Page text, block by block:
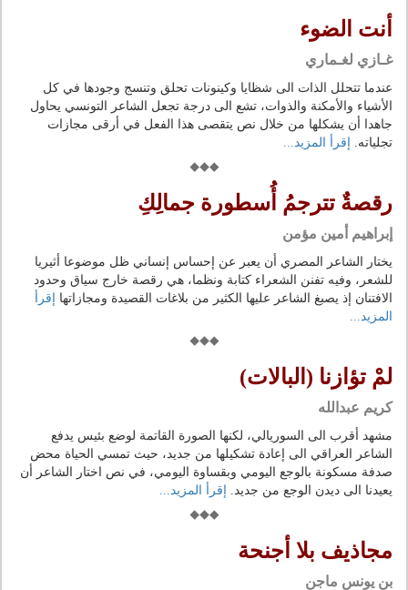
أنت الضوء
غـازي لغـماري
عندما تتحلل الذات الى شظايا وكينونات تحلق وتنسج وجودها في كل
الأشياء والأمكنة والذوات، تشع الى درجة تجعل الشاعر التونسي يحاول
جاهدا أن يشكلها من خلال نص يتقصى هذا الفعل في أرقى مجازات
تجلياته.
إقرأ المزيد...
رقصةٌ تترجمُ أُسطورة جمالِكِ
إبراهيم أمين مؤمن
يختار الشاعر المصري أن يعبر عن إحساس إنساني ظل موضوعا أثيريا
للشعر، وفيه تفنن الشعراء كتابة ونظما، هي رقصة خارج سياق وحدود
الافتنان إذ يصبغ الشاعر عليها الكثير من بلاغات القصيدة ومجازاتها
إقرأ
المزيد...
لمْ تؤازنا (البالات)
كريم عبدالله
مشهد أقرب الى السوريالي، لكنها الصورة القاتمة لوضع بئيس يدفع
الشاعر العراقي الى إعادة تشكيلها من جديد، حيث تمسي الحياة محض
صدفة مسكونة بالوجع اليومي وبقساوة اليومي، في نص اختار الشاعر أن
يعيدنا الى ديدن الوجع من جديد.
إقرأ المزيد...
مجاذيف بلا أجنحة
بن يونس ماجن